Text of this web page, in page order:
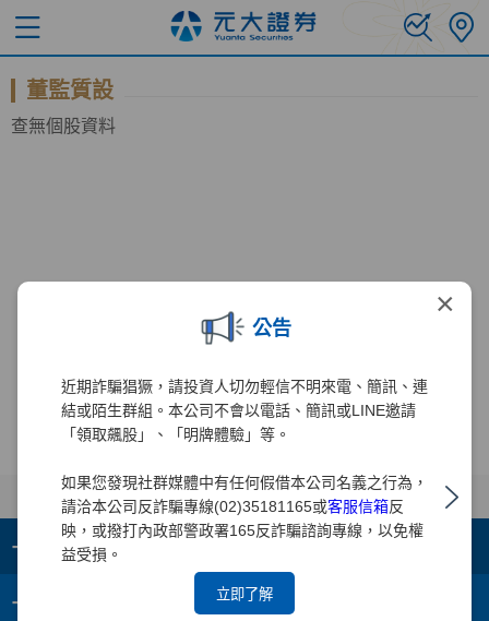
×
公告
近期詐騙猖獗，請投資人切勿輕信不明來電、簡訊、連
結或陌生群組。本公司不會以電話、簡訊或LINE邀請
「領取飆股」、「明牌體驗」等。
如果您發現社群媒體中有任何假借本公司名義之行為，
請洽本公司反詐騙專線(02)35181165或客服信箱反
映，或撥打內政部警政署165反詐騙諮詢專線，以免權
益受損。
立即了解
董監質設
查無個股資料
+ 集團成員
+